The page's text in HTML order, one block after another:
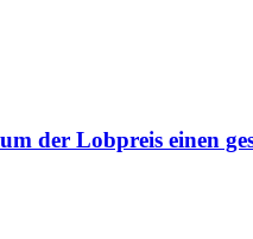
der Lobpreis einen